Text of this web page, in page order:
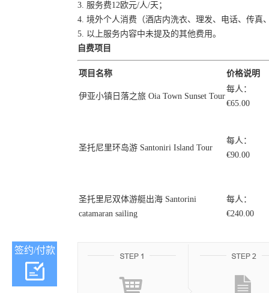
3. 服务费12欧元/人/天；
4. 境外个人消费（酒店内洗衣、理发、电话、传真
5. 以上服务内容中未提及的其他费用。
自费项目
项目名称 价格说明
伊亚小镇日落之旅 Oia Town Sunset Tour
每人：
€65.00
圣托尼里环岛游 Santoniri Island Tour
每人：
€90.00
圣托里尼双体游艇出海 Santorini
catamaran sailing
每人：
€240.00
签约/付款